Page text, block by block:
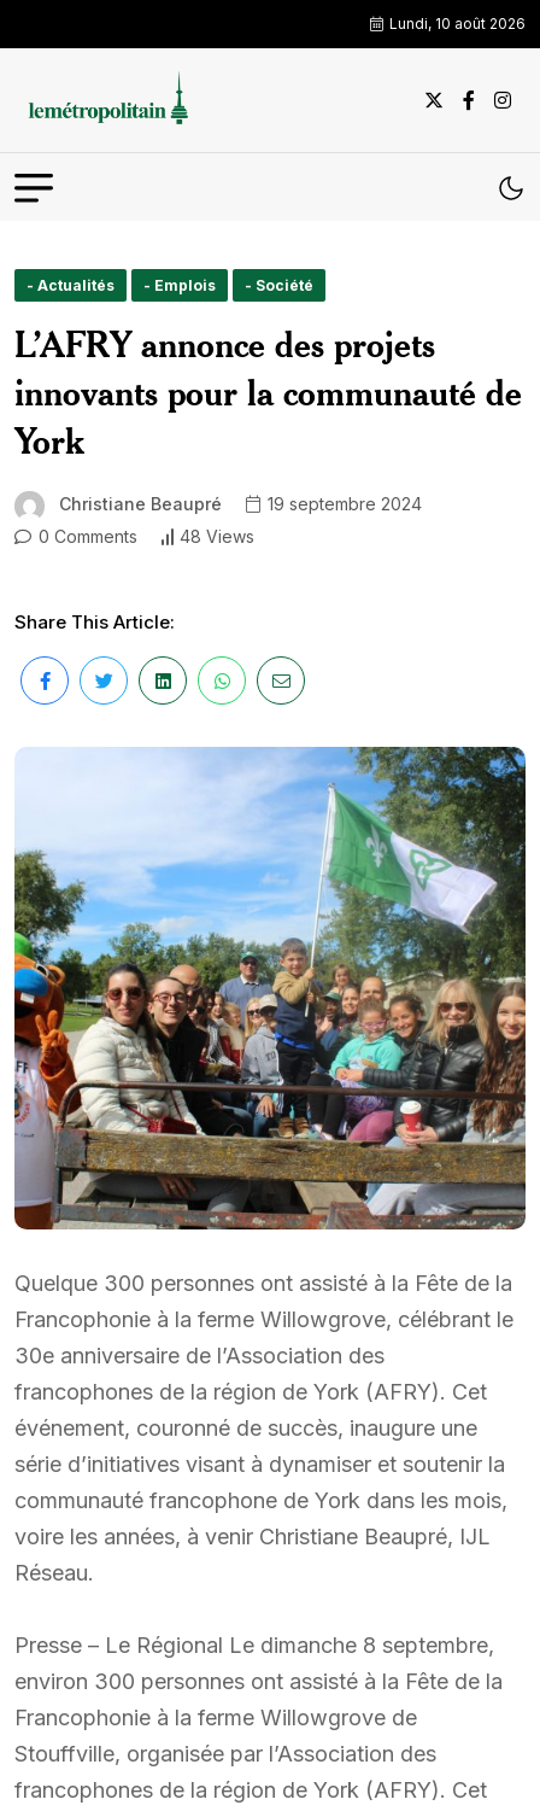
Lundi, 10 août 2026
- Actualités - Emplois - Société
L’AFRY annonce des projets
innovants pour la communauté de
York
Christiane Beaupré
19 septembre 2024
0 Comments
48 Views
Share This Article:
Quelque 300 personnes ont assisté à la Fête de la
Francophonie à la ferme Willowgrove, célébrant le
30e anniversaire de l’Association des
francophones de la région de York (AFRY). Cet
événement, couronné de succès, inaugure une
série d’initiatives visant à dynamiser et soutenir la
communauté francophone de York dans les mois,
voire les années, à venir Christiane Beaupré, IJL
Réseau.
Presse – Le Régional Le dimanche 8 septembre,
environ 300 personnes ont assisté à la Fête de la
Francophonie à la ferme Willowgrove de
Stouffville, organisée par l’Association des
francophones de la région de York (AFRY). Cet